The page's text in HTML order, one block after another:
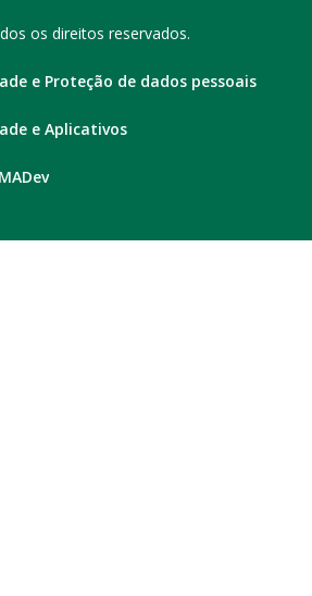
os direitos reservados.
e Proteção de dados pessoais
e Aplicativos